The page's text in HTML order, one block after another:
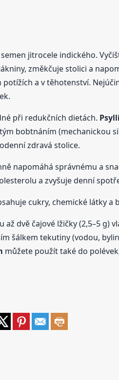
jitrocele indického.
změkčuje stolici a
a v těhotenství.
při redukčních dietách.
bobtnáním (mechanickou
zdravá stolice.
napomáhá správnému a
a zvyšuje denní
cukry, chemické látky a
dvě čajové lžičky (2,5–5 g)
šálkem tekutiny (vodou,
můžete použít také do